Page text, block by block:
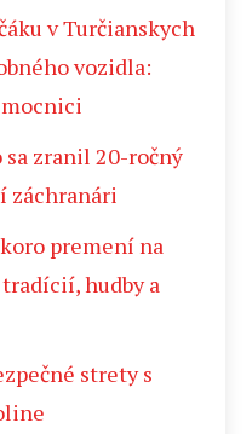
v Turčianskych
vozidla:
zranil 20-ročný
záchranári
premení na
hudby a
strety s